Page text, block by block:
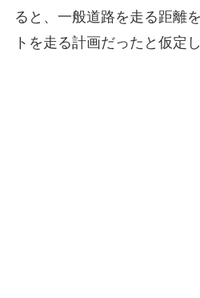
ると、一般道路を走る距離
トを走る計画だったと仮定し